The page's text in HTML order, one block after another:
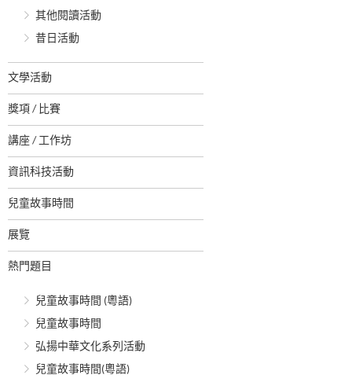
其他閱讀活動
昔日活動
文學活動
獎項 / 比賽
講座 / 工作坊
資訊科技活動
兒童故事時間
展覽
熱門題目
兒童故事時間 (粵語)
兒童故事時間
弘揚中華文化系列活動
兒童故事時間(粵語)